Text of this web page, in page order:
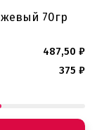
70гр
487,50 ₽
375 ₽